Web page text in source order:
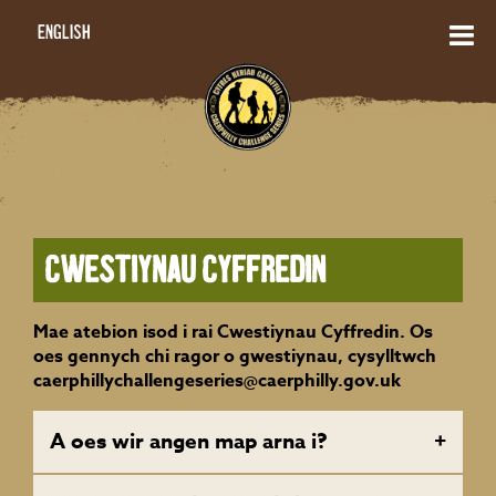
English
Cwestiynau cyffredin
Mae atebion isod i rai Cwestiynau Cyffredin. Os
oes gennych chi ragor o gwestiynau, cysylltwch
caerphillychallengeseries@caerphilly.gov.uk
A oes wir angen map arna i?